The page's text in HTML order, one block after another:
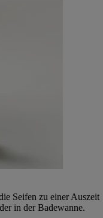
Seifen zu einer Auszeit
in der Badewanne.